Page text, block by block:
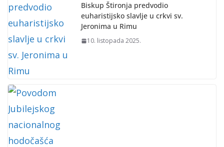
Biskup Štironja predvodio
euharistijsko slavlje u crkvi sv.
Jeronima u Rimu
10. listopada 2025.